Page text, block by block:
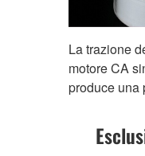
La trazione
motore CA
produce una